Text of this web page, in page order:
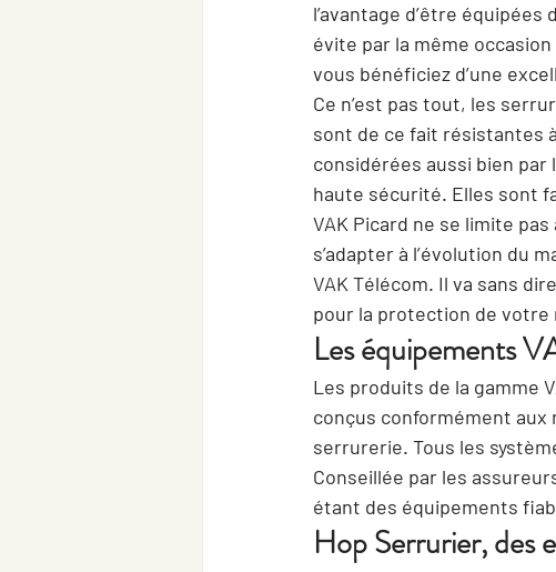
l’avantage d’être équipées
évite par la même
vous bénéficiez d’une
Ce n’est pas tout, les
sont de ce fait résistantes
considérées aussi bien
haute sécurité. Elles sont
VAK Picard ne se limite
s’adapter à l’évolution du
VAK Télécom. Il va sans
pour la protection de votre
Les équipements
Les produits de la gamme
conçus conformément
serrurerie. Tous les
Conseillée par les
étant des équipements
Hop Serrurier, des